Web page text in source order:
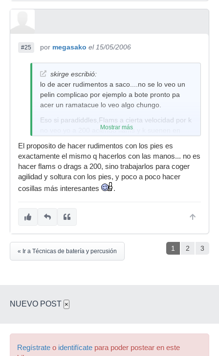
#25 por megasako el 15/05/2006
skirge escribió:
lo de acer rudimentos a saco....no se lo veo un
pelin complicao por ejemplo a bote pronto pa
acer un ramatacue lo veo algo chungo.
Eso si paradiddles,Flams a cierta velocidad por k
no veo yo a 200 aciendo flams y k suenen en
Mostrar más
El proposito de hacer rudimentos con los pies es
exactamente el mismo q hacerlos con las manos... no es
hacer flams o drags a 200, sino trabajarlos para coger
agilidad y soltura con los pies, y poco a poco hacer
cosillas más interesantes
.
1 2 3
« Ir a Técnicas de batería y percusión
NUEVO POST ×
Regístrate o identifícate para poder postear en este